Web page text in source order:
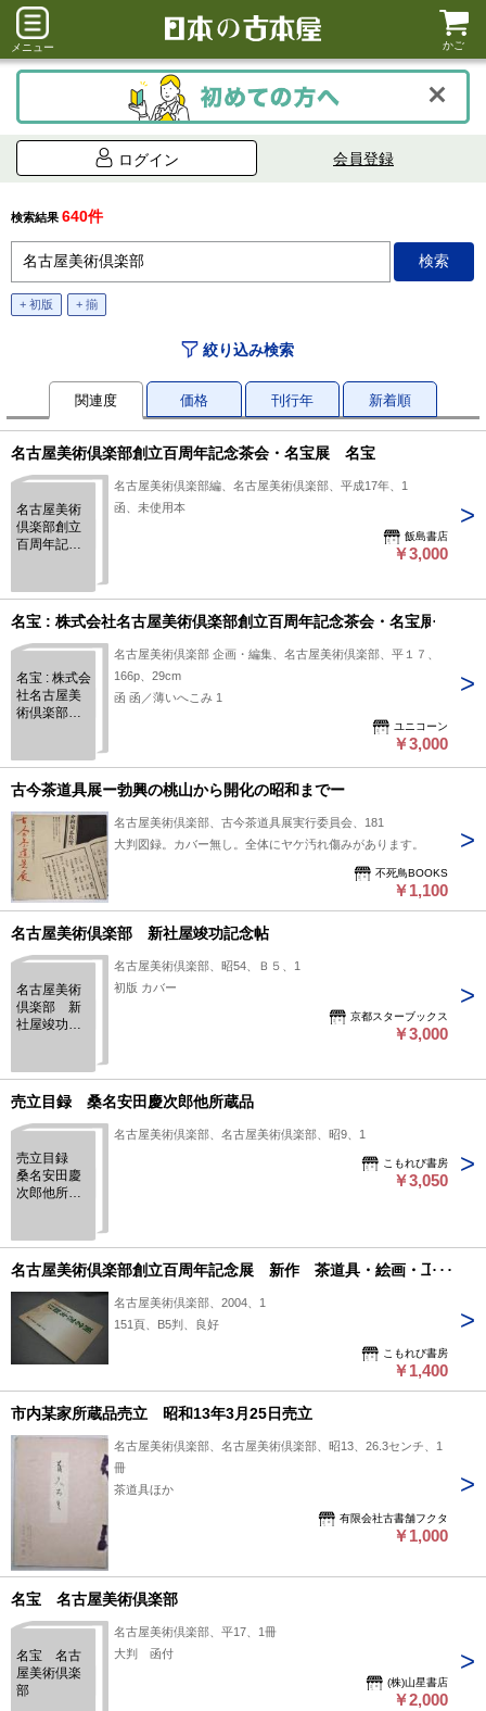
メニュー かご
ログイン 会員登録
検索結果 640件
+ 初版 + 揃
絞り込み検索
関連度 価格 刊行年 新着順
名古屋美術倶楽部創立百周年記念茶会・名宝展 名宝
名古屋美術
倶楽部創立
百周年記念
名古屋美術倶楽部編、名古屋美術倶楽部、平成17年、1
函、未使用本
飯島書店
￥3,000
名宝 : 株式会社名古屋美術倶楽部創立百周年記念茶会・名宝展
名宝 : 株式会
社名古屋美
術倶楽部創
宝展
名古屋美術倶楽部 企画・編集、名古屋美術倶楽部、平１７、
166p、29cm
函 函／薄いへこみ 1
ユニコーン
￥3,000
古今茶道具展ー勃興の桃山から開化の昭和までー
名古屋美術倶楽部、古今茶道具展実行委員会、181
大判図録。カバー無し。全体にヤケ汚れ傷みがあります。
不死鳥BOOKS
￥1,100
名古屋美術倶楽部 新社屋竣功記念帖
名古屋美術
倶楽部 新
社屋竣功記
名古屋美術倶楽部、昭54、Ｂ５、1
初版 カバー
京都スターブックス
￥3,000
売立目録 桑名安田慶次郎他所蔵品
売立目録
桑名安田慶
次郎他所蔵
名古屋美術倶楽部、名古屋美術倶楽部、昭9、1
こもれび書房
￥3,050
名古屋美術倶楽部創立百周年記念展 新作 茶道具・絵画・工芸
名古屋美術倶楽部、2004、1
151頁、B5判、良好
こもれび書房
￥1,400
市内某家所蔵品売立 昭和13年3月25日売立
名古屋美術倶楽部、名古屋美術倶楽部、昭13、26.3センチ、1
冊
茶道具ほか
有限会社古書舗フクタ
￥1,000
名宝 名古屋美術倶楽部
名宝 名古
屋美術倶楽
部
名古屋美術倶楽部、平17、1冊
大判 函付
(株)山星書店
￥2,000